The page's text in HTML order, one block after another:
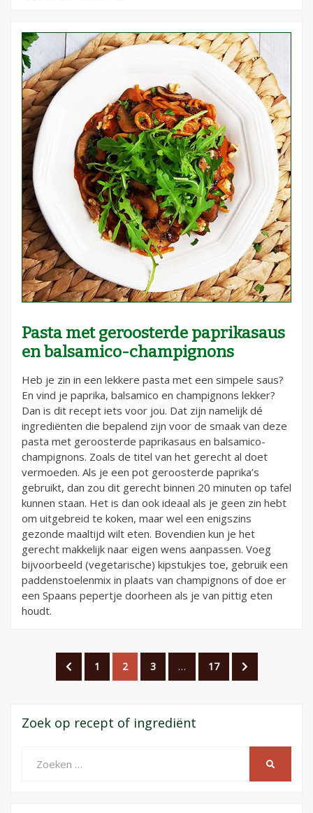
Pasta met geroosterde paprikasaus
en balsamico-champignons
Heb je zin in een lekkere pasta met een simpele saus?
En vind je paprika, balsamico en champignons lekker?
Dan is dit recept iets voor jou. Dat zijn namelijk dé
ingrediënten die bepalend zijn voor de smaak van deze
pasta met geroosterde paprikasaus en balsamico-
champignons. Zoals de titel van het gerecht al doet
vermoeden. Als je een pot geroosterde paprika’s
gebruikt, dan zou dit gerecht binnen 20 minuten op tafel
kunnen staan. Het is dan ook ideaal als je geen zin hebt
om uitgebreid te koken, maar wel een enigszins
gezonde maaltijd wilt eten. Bovendien kun je het
gerecht makkelijk naar eigen wens aanpassen. Voeg
bijvoorbeeld (vegetarische) kipstukjes toe, gebruik een
paddenstoelenmix in plaats van champignons of doe er
een Spaans pepertje doorheen als je van pittig eten
houdt.
Berichtnavigatie
VORIGE
PAGINA
PAGINA
1 PAGINA
2 PAGINA
3 … PAGINA
17
VOLGENDE
PAGINA
Zoek op recept of ingrediënt
naar: